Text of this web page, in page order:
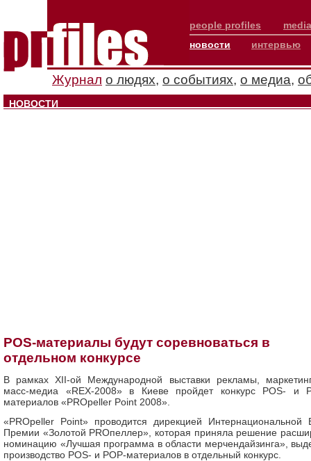
people profiles
новости
интервью
Журнал о людях, о событиях, о медиа,
НОВОСТИ
POS-материалы будут соревноваться в
отдельном конкурсе
В рамках XII-ой Международной выставки рекламы,
масс-медиа «REX-2008» в Киеве пройдет конкурс POS- и
материалов «PRОpeller Point 2008».
«PRОpeller Point» проводится дирекцией Интернациональной
Премии «Золотой PROпеллер», которая приняла решение
номинацию «Лучшая программа в области мерчендайзинга»,
производство POS- и POP-материалов в отдельный конкурс.